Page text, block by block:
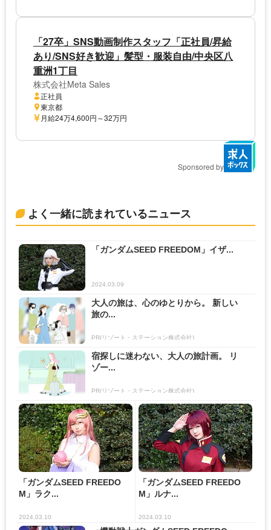
「27卒」SNS動画制作スタッフ「正社員/昇給
あり/SNS好き歓迎」髪型・服装自由/中央区八
重洲1丁目
株式会社Meta Sales
正社員
東京都
月給24万4,600円～32万円
Sponsored by
よく一緒に読まれているニュース
「ガンダムSEED FREEDOM」イザ...
2024.03.09
大人の旅は、心のゆとりから。 新しい
旅の...
PR(リゾート・ステーション株式会社)
宿探しに迷わない、大人の旅計画。 リ
ゾー...
PR(リゾート・ステーション株式会社)
「ガンダムSEED FREEDO
M」ラク...
2024.03.10
「ガンダムSEED FREEDO
M」ルナ...
2024.03.10